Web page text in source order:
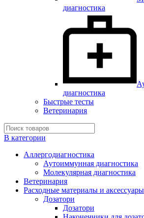
диагностика
диагностика
Быстрые тесты
Ветеринария
В категории
Аллергодиагностика
Аутоиммунная диагностика
Молекулярная диагностика
Ветеринария
Расходные материалы и аксессуары
Дозатори
Дозатори